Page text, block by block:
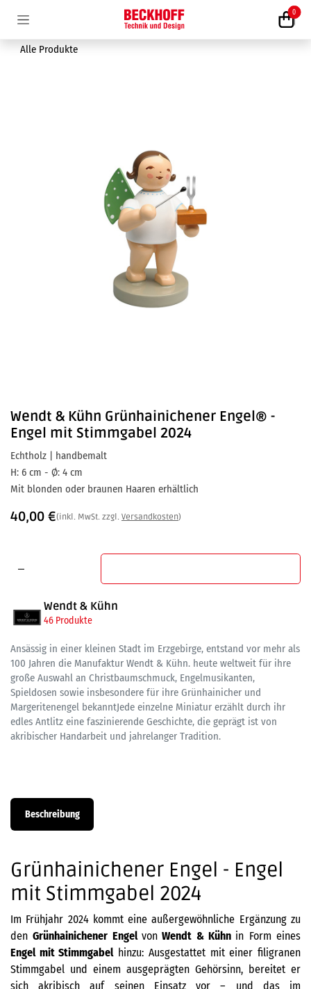
0
Alle Produkte
Wendt & Kühn Grünhainichener Engel® -
Engel mit Stimmgabel 2024
Echtholz | handbemalt
H: 6 cm - Ø: 4 cm
Mit blonden oder braunen Haaren erhältlich
40,00 €(inkl. MwSt. zzgl. Versandkosten)
Wendt & Kühn
46 Produkte
Ansässig in einer kleinen Stadt im Erzgebirge, entstand vor mehr als
100 Jahren die Manufaktur Wendt & Kühn. heute weltweit für ihre
große Auswahl an Christbaumschmuck, Engelmusikanten,
Spieldosen sowie insbesondere für ihre Grünhainicher und
Margeritenengel bekanntJede einzelne Miniatur erzählt durch ihr
edles Antlitz eine faszinierende Geschichte, die geprägt ist von
akribischer Handarbeit und jahrelanger Tradition.
Beschreibung
Grünhainichener Engel - Engel
mit Stimmgabel 2024
Im Frühjahr 2024 kommt eine außergewöhnliche Ergänzung zu
denGrünhainichener Engelvon Wendt & Kühn in Form eines
Engel mit Stimmgabelhinzu: Ausgestattet mit einer filigranen
Stimmgabel und einem ausgeprägten Gehörsinn, bereitet er
sich akribisch auf seinen Einsatz vor – und das im